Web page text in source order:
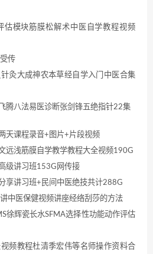
估模块筋膜松解术中医自学教程视频
传
灸大成神农本草经自学入门中医合集
腾八法易医诊断张剑锋五绝指针22集
天课程录音+图片+片段视频
远浅筋膜自学教学教程大全视频190G
级讲习班153G网传接
享讲习班+民间中医绝技共计288G
中医保健视频讲座经络刮莎的方法
徐辉瓷长水SFMA选择性功能动作评估
频教程杜清季宏伟等名师操作资料合